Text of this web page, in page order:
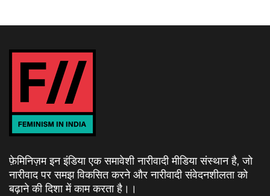
फ़ेमिनिज़म इन इंडिया एक समावेशी नारीवादी मीडिया संस्थान है, जो
नारीवाद पर समझ विकसित करने और नारीवादी संवेदनशीलता को
बढ़ाने की दिशा में काम करता है। ।